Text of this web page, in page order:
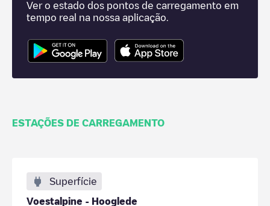
Ver o estado dos pontos de carregamento em
tempo real na nossa aplicação.
ESTAÇÕES DE CARREGAMENTO
Superfície
Voestalpine - Hooglede